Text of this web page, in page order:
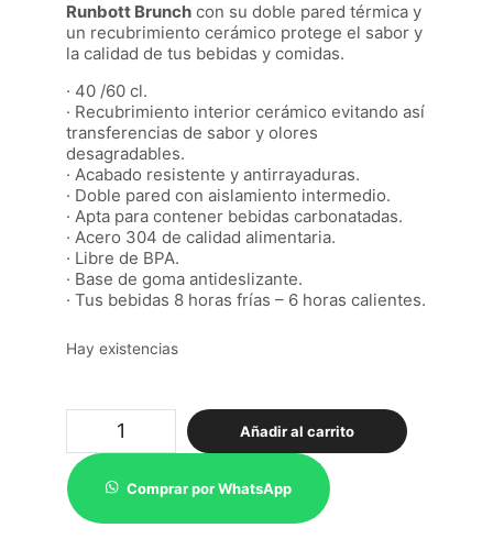
Runbott Brunch con su doble pared térmica y
un recubrimiento cerámico protege el sabor y
la calidad de tus bebidas y comidas.
· 40 /60 cl.
· Recubrimiento interior cerámico evitando así
transferencias de sabor y olores
desagradables.
· Acabado resistente y antirrayaduras.
· Doble pared con aislamiento intermedio.
· Apta para contener bebidas carbonatadas.
· Acero 304 de calidad alimentaria.
· Libre de BPA.
· Base de goma antideslizante.
· Tus bebidas 8 horas frías – 6 horas calientes.
Hay existencias
Brunch
Cotton
Candy
60cl
Añadir al carrito
Comprar por WhatsApp